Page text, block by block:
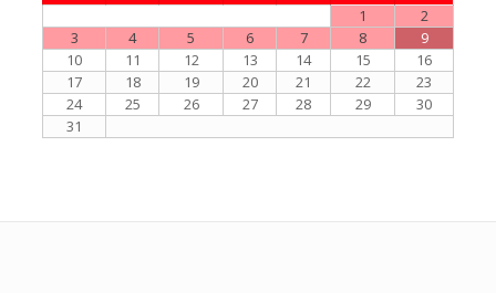
1
2
3
4 5 6 7 8
9
10
11 12 13 14 15
16
17
18 19 20 21 22
23
24
25 26 27 28 29
30
31